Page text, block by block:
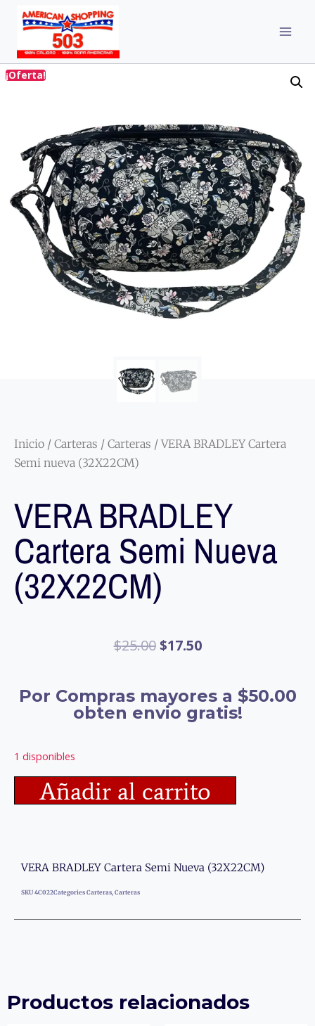
¡Oferta!
Inicio / Carteras / Carteras / VERA BRADLEY Cartera
Semi nueva (32X22CM)
VERA BRADLEY
Cartera Semi Nueva
(32X22CM)
$25.00 $17.50
Por Compras mayores a $50.00
obten envio gratis!
1 disponibles
Añadir al carrito
VERA BRADLEY Cartera Semi Nueva (32X22CM)
SKU 4C022Categories Carteras, Carteras
Productos relacionados